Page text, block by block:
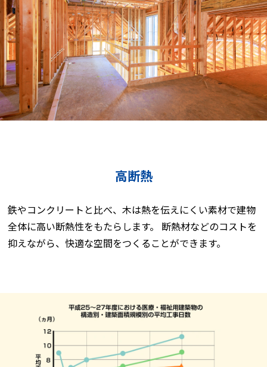
高断熱
鉄やコンクリートと比べ、木は熱を伝えにくい素材で建物
全体に高い断熱性をもたらします。 断熱材などのコストを
抑えながら、快適な空間をつくることができます。